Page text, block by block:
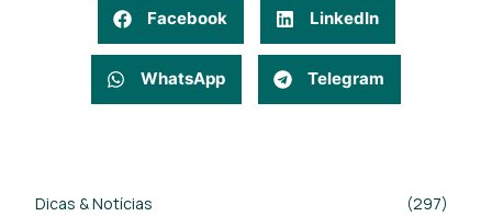
Facebook LinkedIn
WhatsApp Telegram
Dicas & Notícias (297)